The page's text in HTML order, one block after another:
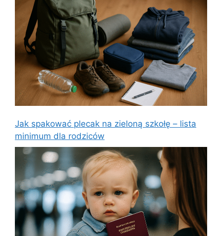
Jak spakować plecak na zieloną szkołę – lista
minimum dla rodziców